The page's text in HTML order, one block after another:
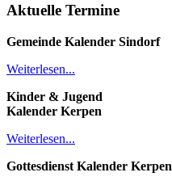
Aktuelle Termine
Gemeinde Kalender Sindorf
Weiterlesen...
Kinder & Jugend
Kalender Kerpen
Weiterlesen...
Gottesdienst Kalender Kerpen